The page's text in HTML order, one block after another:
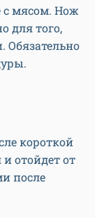
с мясом. Нож
для того,
Обязательно
короткой
отойдет от
после